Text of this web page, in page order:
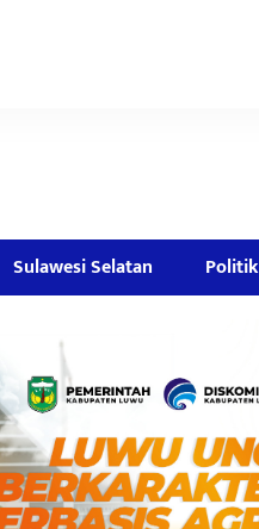
Sulawesi Selatan Politik